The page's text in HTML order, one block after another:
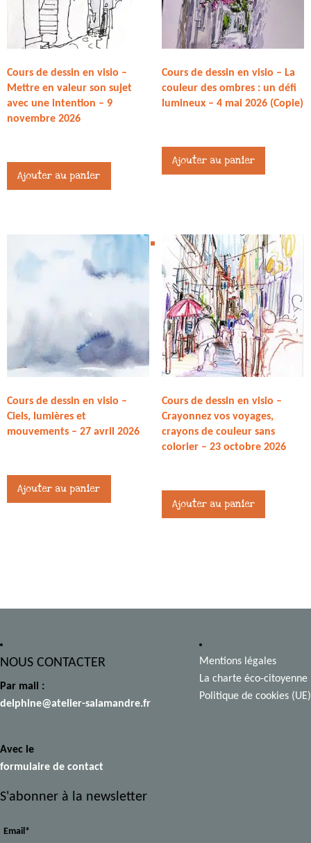
Cours de dessin en visio –
Mettre en valeur son sujet
avec une intention – 9
novembre 2026
Ajouter au panier
Cours de dessin en visio – La
couleur des ombres : un défi
lumineux – 4 mai 2026 (Copie)
Ajouter au panier
Cours de dessin en visio –
Ciels, lumières et
mouvements – 27 avril 2026
Ajouter au panier
Cours de dessin en visio –
Crayonnez vos voyages,
crayons de couleur sans
colorier – 23 octobre 2026
Ajouter au panier
NOUS CONTACTER
Par mail :
delphine@atelier-salamandre.fr
Avec le
formulaire de contact
Mentions légales
La charte éco-citoyenne
Politique de cookies (UE)
S'abonner à la newsletter
Email*